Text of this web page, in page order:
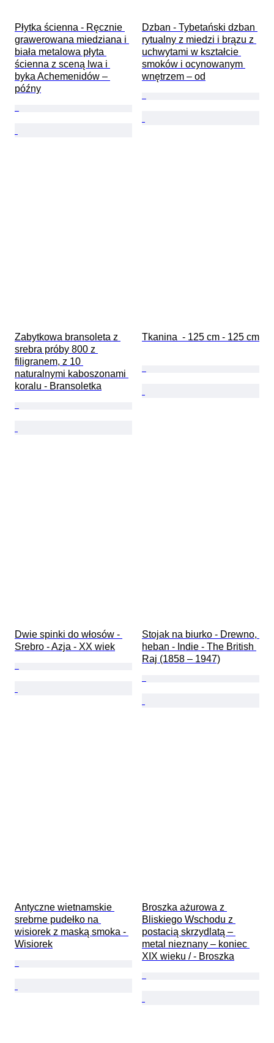
Płytka ścienna - Ręcznie
grawerowana miedziana i
biała metalowa płyta
ścienna z sceną lwa i
byka Achemenidów –
późny
Dzban - Tybetański dzban
rytualny z miedzi i brązu z
uchwytami w kształcie
smoków i ocynowanym
wnętrzem – od
Zabytkowa bransoleta z
srebra próby 800 z
filigranem, z 10
naturalnymi kaboszonami
koralu - Bransoletka
Tkanina  - 125 cm - 125 cm
Dwie spinki do włosów -
Srebro - Azja - XX wiek
Stojak na biurko - Drewno,
heban - Indie - The British
Raj (1858 – 1947)
Antyczne wietnamskie
srebrne pudełko na
wisiorek z maską smoka -
Wisiorek
Broszka ażurowa z
Bliskiego Wschodu z
postacią skrzydlatą –
metal nieznany – koniec
XIX wieku / - Broszka